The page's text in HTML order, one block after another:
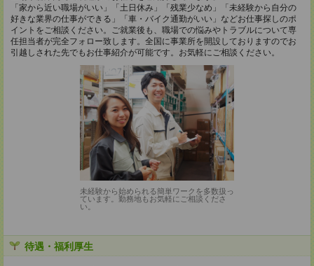
「家から近い職場がいい」「土日休み」「残業少なめ」「未経験から自分の
好きな業界の仕事ができる」「車・バイク通勤がいい」などお仕事探しのポ
イントをご相談ください。ご就業後も、職場での悩みやトラブルについて専
任担当者が完全フォロー致します。全国に事業所を開設しておりますのでお
引越しされた先でもお仕事紹介が可能です。お気軽にご相談ください。
未経験から始められる簡単ワークを多数扱っ
ています。勤務地もお気軽にご相談くださ
い。
待遇・福利厚生